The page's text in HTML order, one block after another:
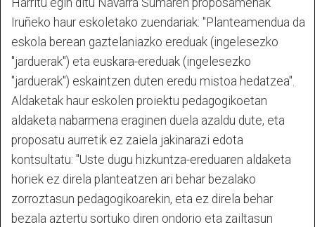
Harritu egin ditu Navarra Sumaren proposamenak
Iruñeko haur eskoletako zuendariak: "Planteamendua da
eskola berean gaztelaniazko ereduak (ingelesezko
"jarduerak") eta euskara-ereduak (ingelesezko
"jarduerak") eskaintzen duten eredu mistoa hedatzea".
Aldaketak haur eskolen proiektu pedagogikoetan
aldaketa nabarmena eraginen duela azaldu dute, eta
proposatu aurretik ez zaiela jakinarazi edota
kontsultatu: "Uste dugu hizkuntza-ereduaren aldaketa
horiek ez direla planteatzen ari behar bezalako
zorroztasun pedagogikoarekin, eta ez direla behar
bezala aztertu sortuko diren ondorio eta zailtasun